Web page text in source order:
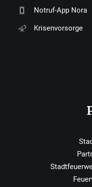
Notruf-App Nora
Krisenvorsorge